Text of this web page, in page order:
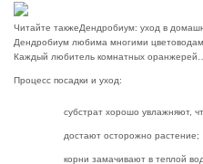
Читайте такжеДендробиум: уход в
Дендробиум любима многими
Каждый любитель комнатных оранжерей…
Процесс посадки и уход:
субстрат хорошо увлажняют,
достают осторожно растение;
корни замачивают в теплой